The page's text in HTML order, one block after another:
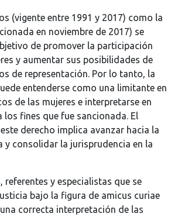
(vigente entre 1991 y 2017) como la
en noviembre de 2017) se
de promover la participación
y aumentar sus posibilidades de
de representación. Por lo tanto, la
entenderse como una limitante en
de las mujeres e interpretarse en
los fines que fue sancionada. El
derecho implica avanzar hacia la
y consolidar la jurisprudencia en la
referentes y especialistas que se
bajo la figura de amicus curiae
correcta interpretación de las